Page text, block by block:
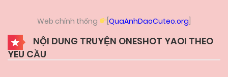
Web chính thống [QuaAnhDaoCuteo.org
NỘI DUNG TRUYỆN ONESHOT YAOI THEO
YÊU CẦU